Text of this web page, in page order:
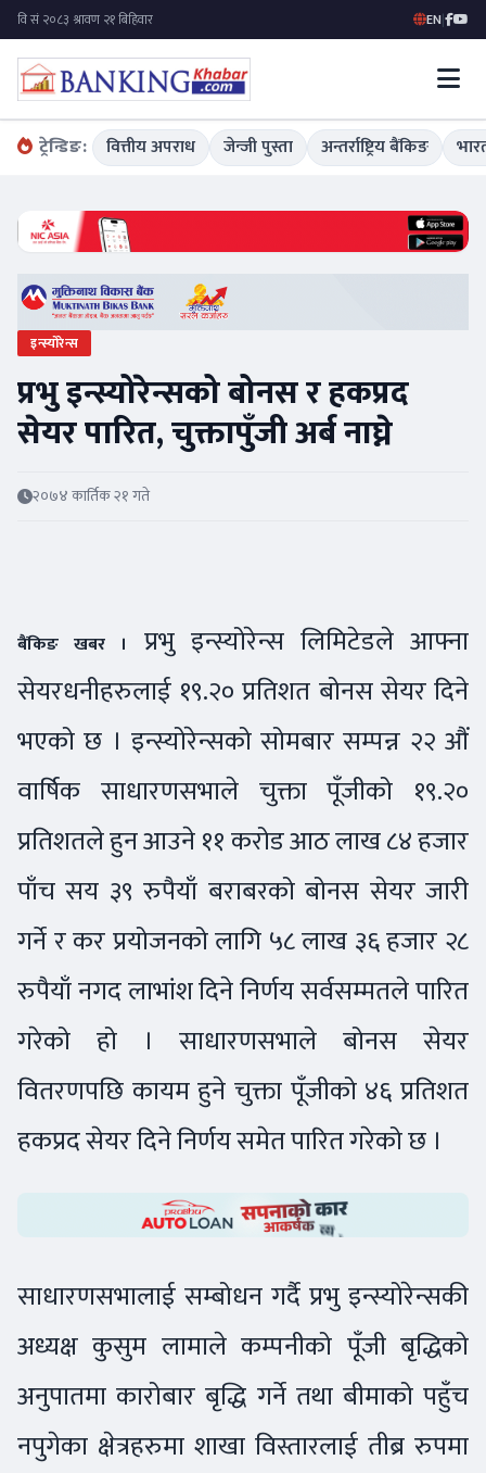
EN|
ट्रेन्डिङ: वित्तीय अपराध जेन्जी पुस्ता अन्तर्राष्ट्रिय बैंकिङ
इन्स्योरेन्स
प्रभु इन्स्योरेन्सको बोनस र हकप्रद
सेयर पारित, चुक्तापुँजी अर्ब नाघ्ने
२०७४ कार्तिक २१ गते
बैंकिङ खबर ।
प्रभु इन्स्योरेन्स लिमिटेडले आफ्ना
सेयरधनीहरुलाई १९.२० प्रतिशत बोनस सेयर दिने
भएको छ । इन्स्योरेन्सको सोमबार सम्पन्न २२ औं
वार्षिक साधारणसभाले चुक्ता पूँजीको १९.२०
प्रतिशतले हुन आउने ११ करोड आठ लाख ८४ हजार
पाँच सय ३९ रुपैयाँ बराबरको बोनस सेयर जारी
गर्ने र कर प्रयोजनको लागि ५८ लाख ३६ हजार २८
रुपैयाँ नगद लाभांश दिने निर्णय सर्वसम्मतले पारित
गरेको हो । साधारणसभाले बोनस सेयर
वितरणपछि कायम हुने चुक्ता पूँजीको ४६ प्रतिशत
हकप्रद सेयर दिने निर्णय समेत पारित गरेको छ ।
साधारणसभालाई सम्बोधन गर्दै प्रभु इन्स्योरेन्सकी
अध्यक्ष कुसुम लामाले कम्पनीको पूँजी बृद्धिको
अनुपातमा कारोबार बृद्धि गर्ने तथा बीमाको पहुँच
नपुगेका क्षेत्रहरुमा शाखा विस्तारलाई तीब्र रुपमा